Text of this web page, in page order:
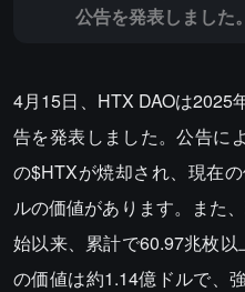
公告を発表しました。
4月15日、HTX DAOは2025
告を発表しました。公告に
の$HTXが焼却され、現在
ルの価値があります。また
始以来、累計で60.97兆枚
の価値は約1.14億ドルで、